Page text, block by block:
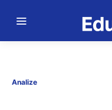
Analize